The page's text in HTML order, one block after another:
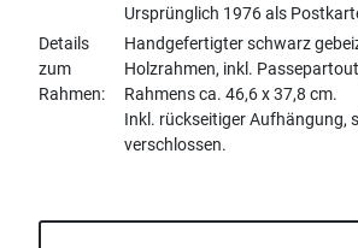
Ursprünglich 1976 als
Details
zum
Rahmen
Handgefertigter schwarz
Holzrahmen, inkl.
Rahmens ca. 46,6 x 37,8 cm.
Inkl. rückseitiger Aufhängung,
verschlossen.